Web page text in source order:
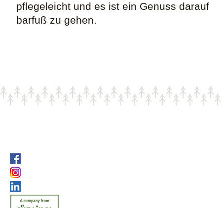
pflegeleicht und es ist ein Genuss darauf
barfuß zu gehen.